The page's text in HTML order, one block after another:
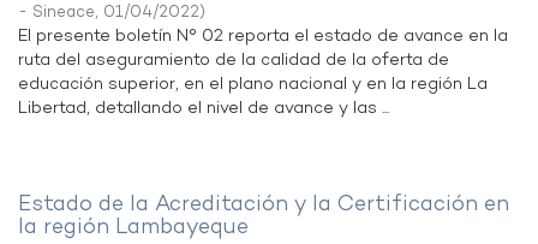
- Sineace, 01/04/2022)
El presente boletín N° 02 reporta el estado de avance en la
ruta del aseguramiento de la calidad de la oferta de
educación superior, en el plano nacional y en la región La
Libertad, detallando el nivel de avance y las ...
Estado de la Acreditación y la Certificación en
la región Lambayeque